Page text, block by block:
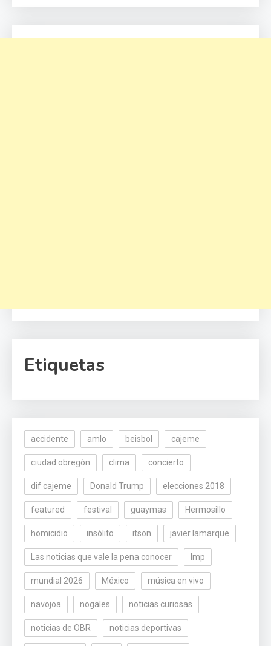
Etiquetas
accidente amlo beisbol cajeme
ciudad obregón clima concierto
dif cajeme Donald Trump elecciones 2018
featured festival guaymas Hermosillo
homicidio insólito itson javier lamarque
Las noticias que vale la pena conocer lmp
mundial 2026 México música en vivo
navojoa nogales noticias curiosas
noticias de OBR noticias deportivas